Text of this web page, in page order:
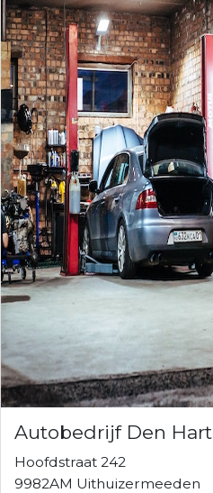
Autobedrijf Den
Hoofdstraat 242
9982AM Uithuizermeeden